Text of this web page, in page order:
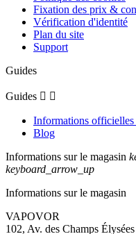
Avis vérifié
Liquide très fidèle à la
Avis du28/09/2020
Utile
5/
Avis vérifié
Super goût et très bon rapport
Avis du08/07/2020 , suite à une
Utile(0) Signaler